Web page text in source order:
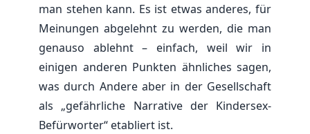
man stehen kann. Es ist etwas anderes, für
Meinungen abgelehnt zu werden, die man
genauso ablehnt – einfach, weil wir in
einigen anderen Punkten ähnliches sagen,
was durch Andere aber in der Gesellschaft
als „gefährliche Narrative der Kindersex-
Befürworter“ etabliert ist.